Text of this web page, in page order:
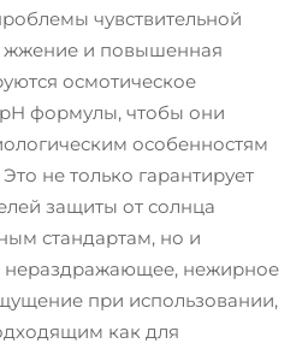
чувствительной
и повышенная
осмотическое
формулы, чтобы они
особенностям
не только гарантирует
защиты от солнца
стандартам, но и
нераздражающее, нежирное
при использовании,
как для